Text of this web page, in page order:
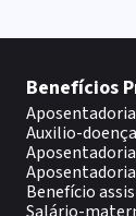
Benefícios
Auxilio-doença
Benefício